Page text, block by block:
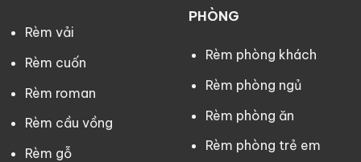
Rèm vải
Rèm cuốn
Rèm roman
Rèm cầu vồng
Rèm gỗ
PHÒNG
Rèm phòng khách
Rèm phòng ngủ
Rèm phòng ăn
Rèm phòng trẻ em